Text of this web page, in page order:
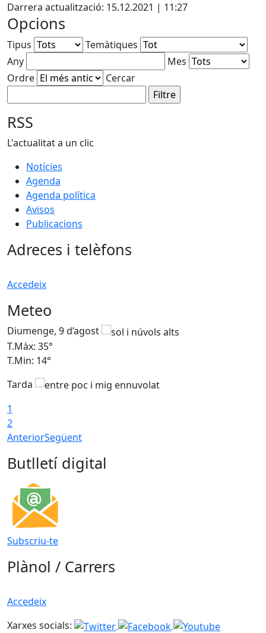
Darrera actualització: 15.12.2021 | 11:27
Opcions
Tipus
Temàtiques
Any
Mes
Ordre
Cercar
RSS
L'actualitat a un clic
Notícies
Agenda
Agenda política
Avisos
Publicacions
Adreces i telèfons
Accedeix
Meteo
Diumenge, 9 d’agost
T.Màx: 35°
T.Min: 14°
Tarda
1
2
AnteriorSegüent
Butlletí digital
Subscriu-te
Plànol / Carrers
Accedeix
Xarxes socials: